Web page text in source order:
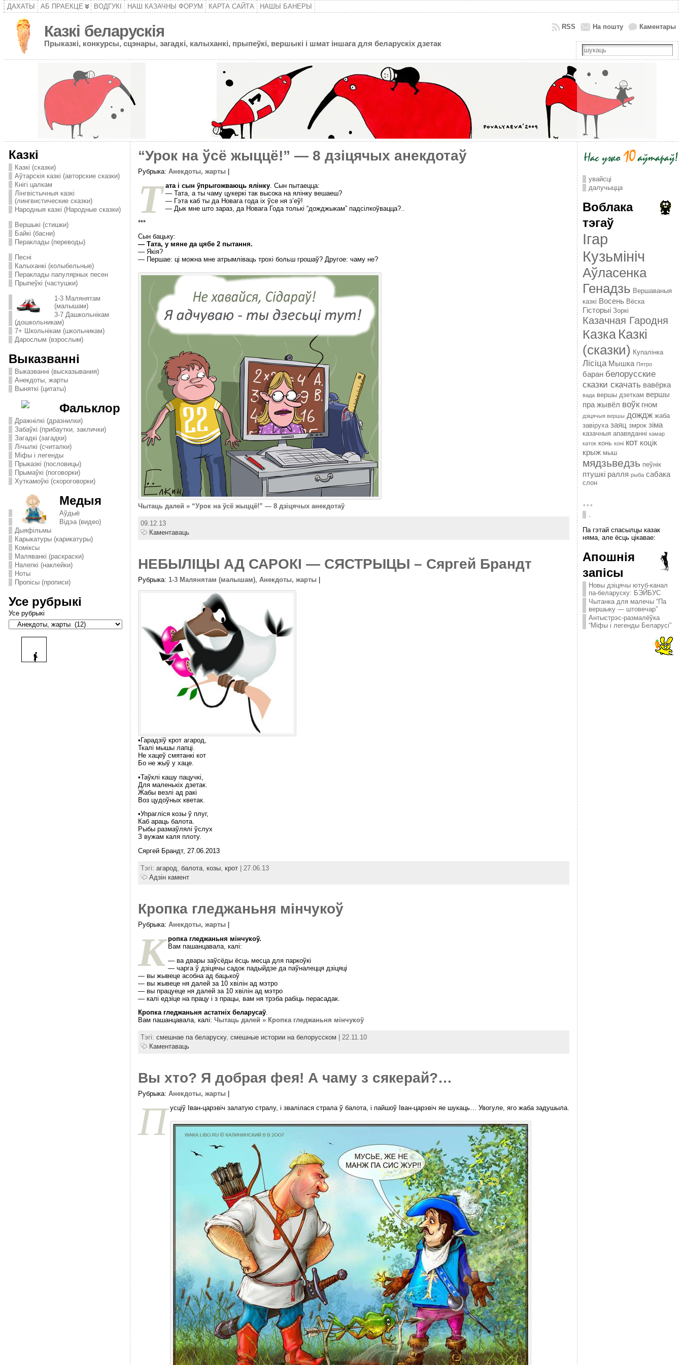
ДАХАТЫ АБ ПРАЕКЦЕ ВОДГУКІ НАШ КАЗАЧНЫ ФОРУМ КАРТА САЙТА НАШЫ БАНЕРЫ
Казкі беларускія
Прыказкі, конкурсы, сцэнары, загадкі, калыханкі, прыпеўкі, вершыкі і шмат іншага для беларускіх дзетак
Каментары
На пошту
RSS
Казкі
Казкі (сказки)
Аўтарскія казкі (авторские сказки)
Кнігі цалкам
Лінгвістычныя казкі
(лингвистические сказки)
Народныя казкі (Народные сказки)
Вершыкі (стишки)
Байкі (басни)
Пераклады (переводы)
Песні
Калыханкі (колыбельные)
Пераклады папулярных песен
Прыпеўкі (частушки)
1-3 Малянятам
(малышам)
3-7 Дашкольнікам
(дошкольникам)
7+ Школьнікам (школьникам)
Дарослым (взрослым)
Выказванні
Выказванні (высказывания)
Анекдоты, жарты
Выняткі (цитаты)
Фальклор
Дражнілкі (дразнилки)
Забаўкі (прибаутки, заклички)
Загадкі (загадки)
Лічылкі (считалки)
Міфы і легенды
Прыказкі (пословицы)
Прымаўкі (поговорки)
Хуткамоўкі (скороговорки)
Медыя
Аўдыё
Відэа (видео)
Дыяфільмы
Карыкатуры (карикатуры)
Комiксы
Маляванкі (раскраски)
Налепкі (наклейки)
Ноты
Пропісы (прописи)
Усе рубрыкі
Усе рубрыкі
“Урок на ўсё жыццё!” — 8 дзіцячых анекдотаў
Рубрыка: Анекдоты, жарты|
Т ата і сын ўпрыгожваюць ялінку. Сын пытаецца:
— Тата, а ты чаму цукеркі так высока на ялінку вешаеш?
— Гэта каб ты да Новага года іх ўсе ня з’еў!
— Дык мне што зараз, да Новага Года толькі “дожджыкам” падсілкоўвацца?..
***
Сын бацьку:
— Тата, у мяне да цябе 2 пытання.
— Якія?
— Першае: ці можна мне атрымліваць трохі больш грошаў? Другое: чаму не?
Чытаць далей » “Урок на ўсё жыццё!” — 8 дзіцячых анекдотаў
09.12.13
Каментаваць
НЕБЫЛIЦЫ АД САРОКІ — СЯСТРЫЦЫ – Сяргей Брандт
Рубрыка: 1-3 Малянятам (малышам), Анекдоты, жарты|
•Гарадзiў крот агарод,
Ткалi мышы лапцi.
Не хацеў смятанкi кот
Бо не жыў у хаце.
•Таўклi кашу пацучкi,
Для маленькiх дзетак.
Жабы везлi ад ракi
Воз цудоўных кветак.
•Упраглiся козы ў плуг,
Каб араць балота.
Рыбы размаўлялi ўслух
З вужам каля плоту.
Сяргей Брандт, 27.06.2013
Тэгі: агарод балота, козы, крот| 27.06.13
Адзін камент
Кропка гледжаньня мінчукоў
Рубрыка: Анекдоты, жарты|
К ропка гледжаньня мінчукоў.
Вам пашанцавала, калі:
— ва двары заўсёды ёсць месца для паркоўкі
— чарга ў дзіцячы садок падыйдзе да паўналецця дзіцяці
— вы жывеце асобна ад бацькоў
— вы жывеце ня далей за 10 хвілін ад мэтро
— вы працуеце ня далей за 10 хвілін ад мэтро
— калі едзіце на працу і з працы, вам ня трэба рабіць перасадак.
Кропка гледжаньня астатніх беларусаў.
Вам пашанцавала, калі: Чытаць далей » Кропка гледжаньня мінчукоў
Тэгі: смешнае па беларуску, смешные истории на белорусском | 22.11.10
Каментаваць
Вы хто? Я добрая фея! А чаму з сякерай?…
Рубрыка: Анекдоты, жарты|
П усціў Іван-царэвіч залатую стралу, і звалілася страла ў балота, і пайшоў Іван-царэвіч яе шукаць… Увогуле, яго жаба задушыла.
увайсці
далучыцца
Воблака
тэгаў
Ігар
Кузьмініч
Аўласенка
Генадзь Вершаваныя
казкі Восень Вёска
Гісторыі Зоркі
Казачная Гародня
Казка Казкі
(сказки) Купалінка
Лісіца Мышка Пятро
баран белорусские
сказки скачать вавёрка
вада вершы дзеткам вершы
пра жывёл воўк гном
дзіцячыя вершы дождж жаба
завіруха заяц змрок зіма
казачныя апавяданні камар
каток конь коні кот коцік
крыж мыш
мядзьведзь пеўнік
птушкі ралля рыба сабака
слон
...
.
Па гэтай спасылцы казак
няма, але ёсць цікавае:
Апошнія
запісы
Новы дзіцячы ютуб-канал
па-беларуску: БЭЙБУС
Чытанка для малечы “Па
вершыку — штовечар”
Антыстрэс-размалёўка
“Міфы і легенды Беларусі”